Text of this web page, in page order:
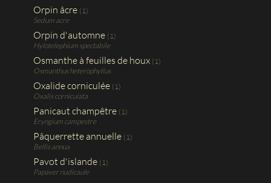
Orpin âcre (1)
Sedum acre
Orpin d'automne (1)
Hylotelephium spectabile
Osmanthe à feuilles de houx (1)
Osmanthus heterophyllus
Oxalide corniculée (1)
Oxalis corniculata
Panicaut champêtre (1)
Eryngium campestre
Pâquerrette annuelle (1)
Bellis annua
Pavot d'islande (1)
Papaver nudicaule